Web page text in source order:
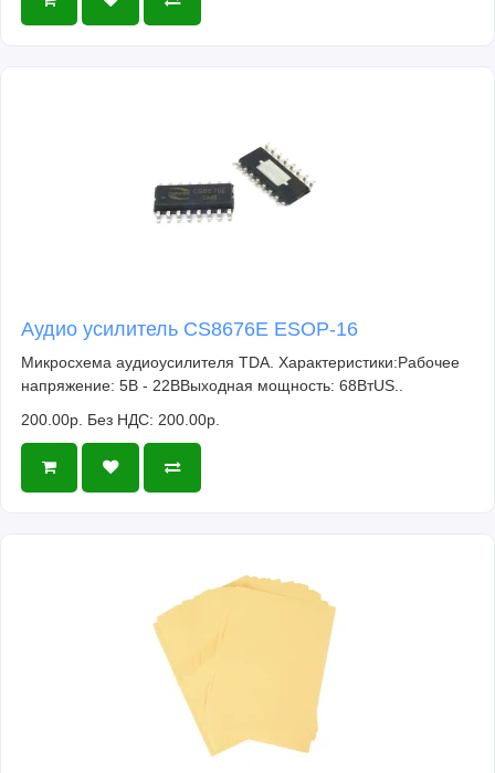
Аудио усилитель CS8676E ESOP-16
Микросхема аудиоусилителя TDA. Характеристики:Рабочее
напряжение: 5В - 22ВВыходная мощность: 68ВтUS..
200.00р. Без НДС: 200.00р.